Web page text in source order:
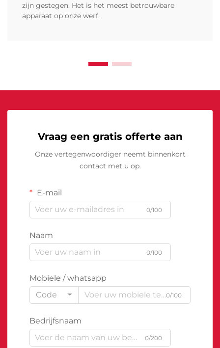
zijn gestegen. Het is het meest betrouwbare
apparaat op onze werf.
Vraag een gratis offerte aan
Onze vertegenwoordiger neemt binnenkort
contact met u op.
E-mail
0/100
Naam
0/100
Mobiele / whatsapp
Code
0/100
Bedrijfsnaam
0/200